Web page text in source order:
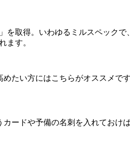
取得。いわゆるミルスペック
ます。
たい方にはこちらがオススメです
ードや予備の名刺を入れておけ